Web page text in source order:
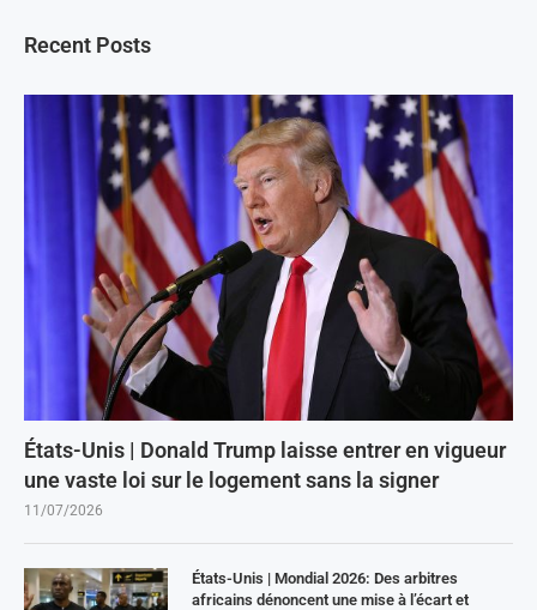
Recent Posts
États-Unis | Donald Trump laisse entrer en vigueur
une vaste loi sur le logement sans la signer
11/07/2026
États-Unis | Mondial 2026: Des arbitres
africains dénoncent une mise à l’écart et